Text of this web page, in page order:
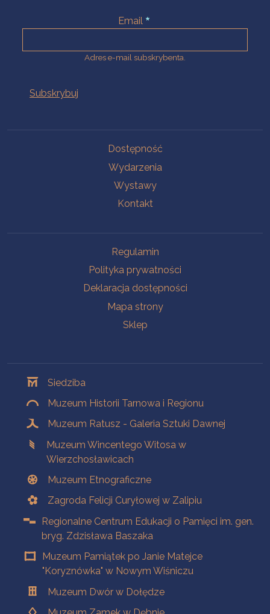
Email
Adres e-mail subskrybenta.
Dostępność
Wydarzenia
Wystawy
Kontakt
Regulamin
Polityka prywatności
Deklaracja dostępności
Mapa strony
Sklep
Siedziba
Muzeum Historii Tarnowa i Regionu
Muzeum Ratusz - Galeria Sztuki Dawnej
Muzeum Wincentego Witosa w
Wierzchosławicach
Muzeum Etnograficzne
Zagroda Felicji Curyłowej w Zalipiu
Regionalne Centrum Edukacji o Pamięci im. gen.
bryg. Zdzisława Baszaka
Muzeum Pamiątek po Janie Matejce
"Koryznówka" w Nowym Wiśniczu
Muzeum Dwór w Dołędze